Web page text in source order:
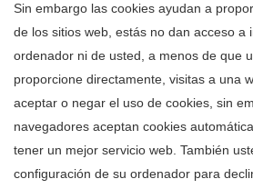
Sin embargo las cookies ayudan a
de los sitios web, estás no dan acceso a
ordenador ni de usted, a menos de que
proporcione directamente, visitas a una
aceptar o negar el uso de cookies, sin
navegadores aceptan cookies
tener un mejor servicio web. También
configuración de su ordenador para